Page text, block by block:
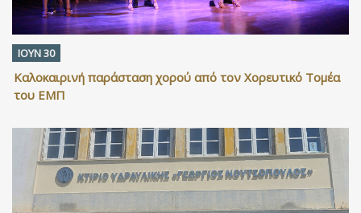
ΙΟΥΝ 30
Καλοκαιρινή παράσταση χορού από τον Χορευτικό Τομέα
του ΕΜΠ